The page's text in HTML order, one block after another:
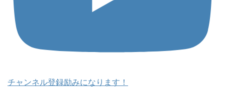
チャンネル登録励みになります！